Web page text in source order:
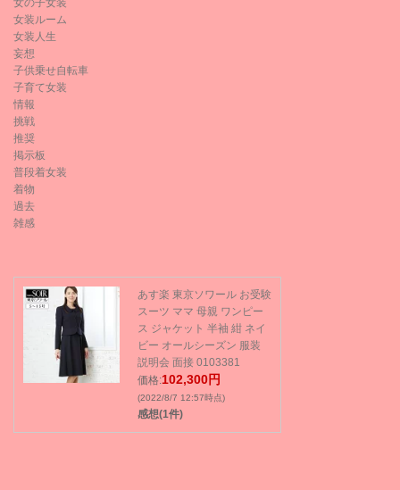
女の子女装
女装ルーム
女装人生
妄想
子供乗せ自転車
子育て女装
情報
挑戦
推奨
掲示板
普段着女装
着物
過去
雑感
あす楽 東京ソワール お受験
スーツ ママ 母親 ワンピー
ス ジャケット 半袖 紺 ネイ
ビー オールシーズン 服装
説明会 面接 0103381
価格:102,300円
(2022/8/7 12:57時点)
感想(1件)